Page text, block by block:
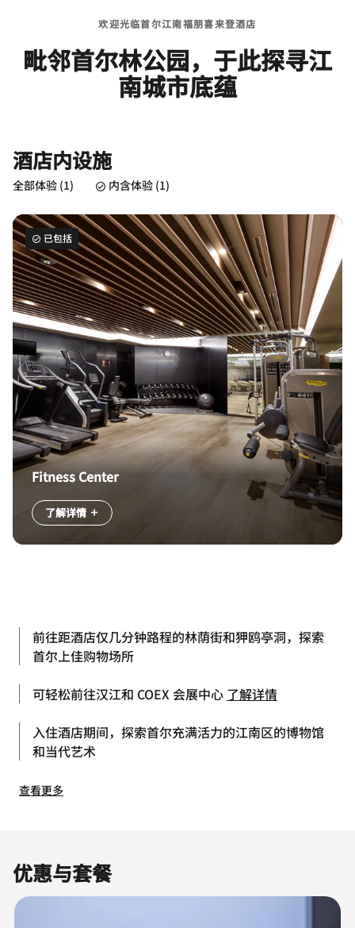
欢迎光临首尔江南福朋喜来登酒店
毗邻首尔林公园，于此探寻江
南城市底蕴
酒店内设施
全部体验 (1) 内含体验 (1)
已包括
Fitness Center
了解详情
前往距酒店仅几分钟路程的林荫街和狎鸥亭洞，探索
首尔上佳购物场所
可轻松前往汉江和 COEX 会展中心 了解详情
入住酒店期间，探索首尔充满活力的江南区的博物馆
和当代艺术
查看更多
优惠与套餐